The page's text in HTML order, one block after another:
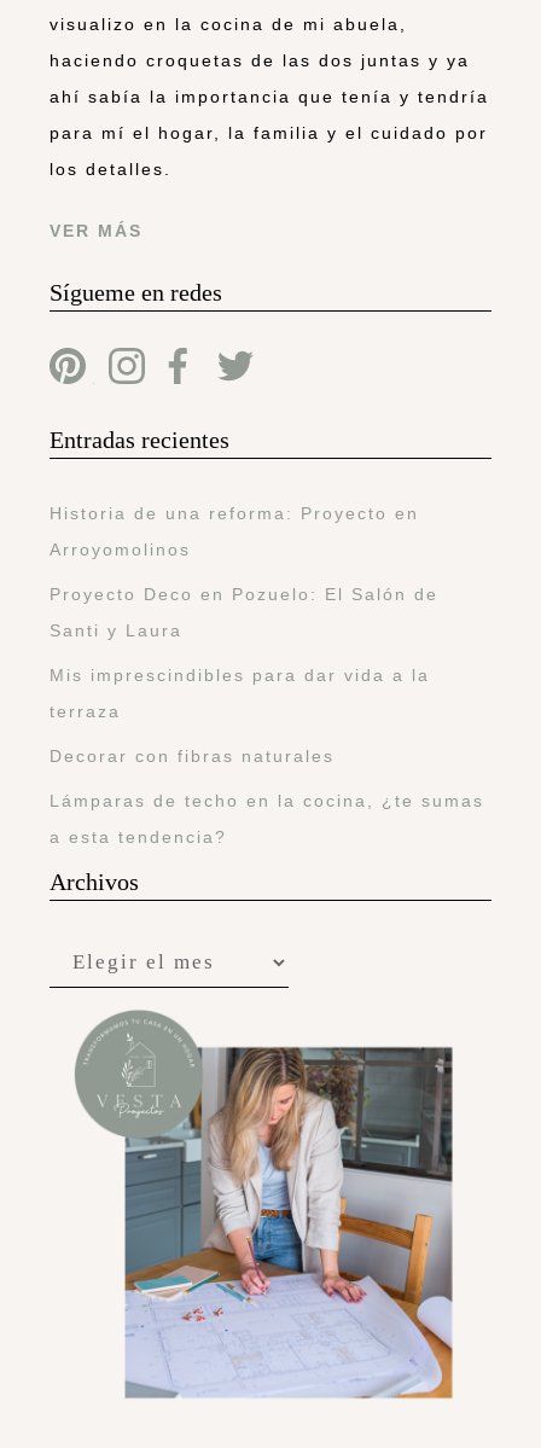
visualizo en la cocina de mi abuela,
haciendo croquetas de las dos juntas y ya
ahí sabía la importancia que tenía y tendría
para mí el hogar, la familia y el cuidado por
los detalles.
VER MÁS
Sígueme en redes
Entradas recientes
Historia de una reforma: Proyecto en
Arroyomolinos
Proyecto Deco en Pozuelo: El Salón de
Santi y Laura
Mis imprescindibles para dar vida a la
terraza
Decorar con fibras naturales
Lámparas de techo en la cocina, ¿te sumas
a esta tendencia?
Archivos